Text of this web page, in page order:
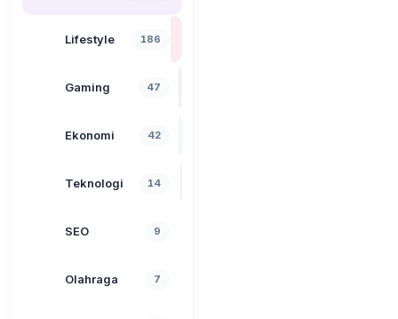
Lifestyle 186
Gaming 47
Ekonomi 42
Teknologi 14
SEO 9
Olahraga 7